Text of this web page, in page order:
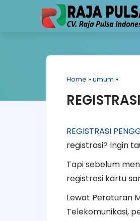
Home »umum »
REGISTRASI
registrasi? Ingin
Tapi sebelum
registrasi kartu
Lewat Peraturan
Telekomunikasi,